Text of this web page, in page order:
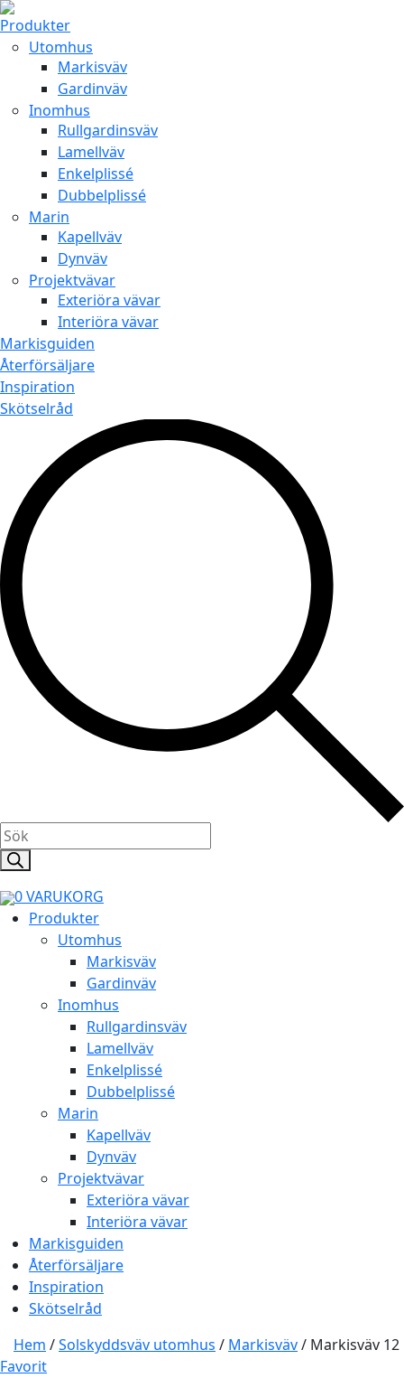
Produkter
Utomhus
Markisväv
Gardinväv
Inomhus
Rullgardinsväv
Lamellväv
Enkelplissé
Dubbelplissé
Marin
Kapellväv
Dynväv
Projektvävar
Exteriöra vävar
Interiöra vävar
Markisguiden
Återförsäljare
Inspiration
Skötselråd
Products
search
0VARUKORG
Produkter
Utomhus
Markisväv
Gardinväv
Inomhus
Rullgardinsväv
Lamellväv
Enkelplissé
Dubbelplissé
Marin
Kapellväv
Dynväv
Projektvävar
Exteriöra vävar
Interiöra vävar
Markisguiden
Återförsäljare
Inspiration
Skötselråd
Hem /Solskyddsväv utomhus / Markisväv/ Markisväv 12
Favorit